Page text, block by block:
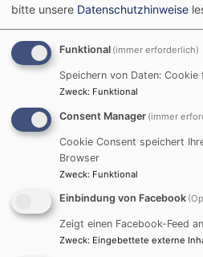
tanzaniart.de (Mac Sawaya,
Die große Ausstellung zeigt
tansanischer Künstler*innen.
Stile und die Lebendigkeit der
Tansanias erlebbar. Die große
Bilder begeistert!
bitte unsere Datenschutzhinweise
Funktional (immer erforderlich)
Speichern von Daten:
Zweck: Funktional
Consent Manager (immer
Cookie Consent speichert
Browser
Zweck: Funktional
Einbindung von Facebook
Zeigt einen Facebook-Feed
Zweck: Eingebettete externe